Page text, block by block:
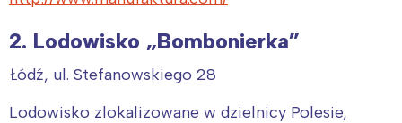
2. Lodowisko „Bombonierka”
Łódź, ul. Stefanowskiego 28
Lodowisko zlokalizowane w dzielnicy Polesie,